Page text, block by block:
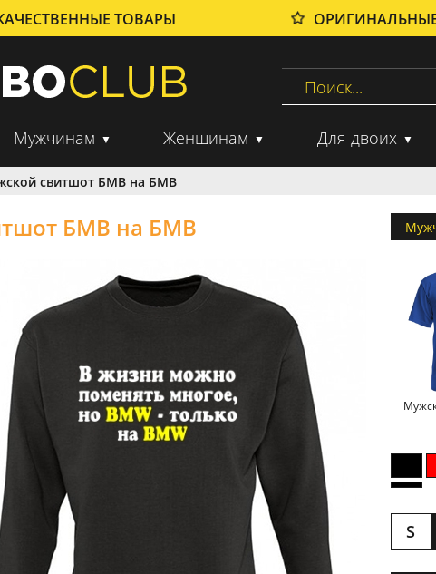
ТОВАРЫ
Мужчинам Женщинам Для двоих
свитшот БМВ на БМВ
БМВ на БМВ
S